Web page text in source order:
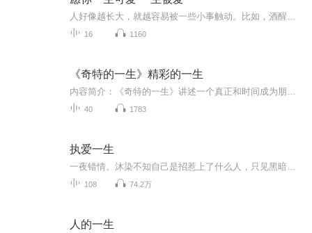
16 1160
《奇特的一生》精彩的一生
40 1783
执爱一生
108 74.2万
人的一生